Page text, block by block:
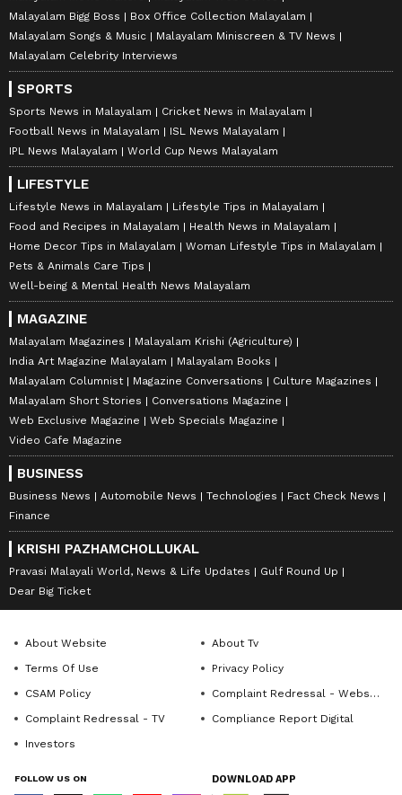
Malayalam Bigg Boss
Box Office Collection Malayalam
Malayalam Songs & Music
Malayalam Miniscreen & TV News
Malayalam Celebrity Interviews
SPORTS
Sports News in Malayalam
Cricket News in Malayalam
Football News in Malayalam
ISL News Malayalam
IPL News Malayalam
World Cup News Malayalam
LIFESTYLE
Lifestyle News in Malayalam
Lifestyle Tips in Malayalam
Food and Recipes in Malayalam
Health News in Malayalam
Home Decor Tips in Malayalam
Woman Lifestyle Tips in Malayalam
Pets & Animals Care Tips
Well-being & Mental Health News Malayalam
MAGAZINE
Malayalam Magazines
Malayalam Krishi (Agriculture)
India Art Magazine Malayalam
Malayalam Books
Malayalam Columnist
Magazine Conversations
Culture Magazines
Malayalam Short Stories
Conversations Magazine
Web Exclusive Magazine
Web Specials Magazine
Video Cafe Magazine
BUSINESS
Business News Automobile News Technologies
Fact Check News
Finance
KRISHI PAZHAMCHOLLUKAL
Pravasi Malayali World, News & Life Updates
Gulf Round Up
Dear Big Ticket
About Website
About Tv
Terms Of Use
Privacy Policy
CSAM Policy
Complaint Redressal - Website
Complaint Redressal - TV
Compliance Report Digital
Investors
FOLLOW US ON DOWNLOAD APP